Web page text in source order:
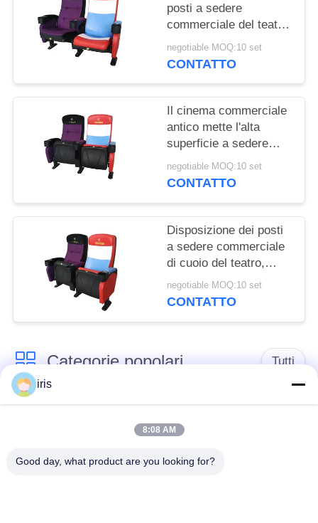
posti a sedere
commerciale del teatro
della stanza di media
ha personalizzato la
negotiable MOQ:10 set
CONTATTO
Il cinema commerciale
antico mette l'alta
superficie a sedere
indietro strutturata del
polipropilene di impatto
negotiable MOQ:10 set
CONTATTO
Disposizione dei posti
a sedere commerciale
di cuoio del teatro,
schienale ergonomico
della sedia del Recliner
negotiable MOQ:10 set
CONTATTO
Categorie popolari Tutti
Sedili di lusso del
Sedili del bus del
sottobicchiere
Autista di autobus
iris
8:08 AM
Good day, what product are you looking for?